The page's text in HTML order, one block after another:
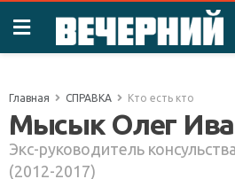
Главная СПРАВКА Кто есть кто
Мысык Олег
Экс-руководитель
(2012-2017)